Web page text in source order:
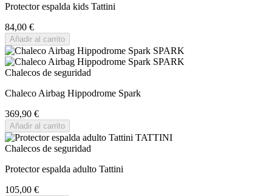
Protector espalda kids Tattini
84,00 €
Añadir al carrito
Chalecos de seguridad
Chaleco Airbag Hippodrome Spark
369,90 €
Añadir al carrito
Chalecos de seguridad
Protector espalda adulto Tattini
105,00 €